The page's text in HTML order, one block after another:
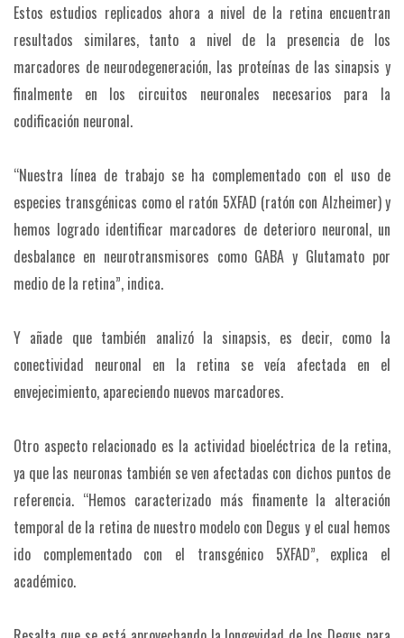
Estos estudios replicados ahora a nivel de la retina encuentran
resultados similares, tanto a nivel de la presencia de los
marcadores de neurodegeneración, las proteínas de las sinapsis y
finalmente en los circuitos neuronales necesarios para la
codificación neuronal.
“Nuestra línea de trabajo se ha complementado con el uso de
especies transgénicas como el ratón 5XFAD (ratón con Alzheimer) y
hemos logrado identificar marcadores de deterioro neuronal, un
desbalance en neurotransmisores como GABA y Glutamato por
medio de la retina”, indica.
Y añade que también analizó la sinapsis, es decir, como la
conectividad neuronal en la retina se veía afectada en el
envejecimiento, apareciendo nuevos marcadores.
Otro aspecto relacionado es la actividad bioeléctrica de la retina,
ya que las neuronas también se ven afectadas con dichos puntos de
referencia. “Hemos caracterizado más finamente la alteración
temporal de la retina de nuestro modelo con Degus y el cual hemos
ido complementado con el transgénico 5XFAD”, explica el
académico.